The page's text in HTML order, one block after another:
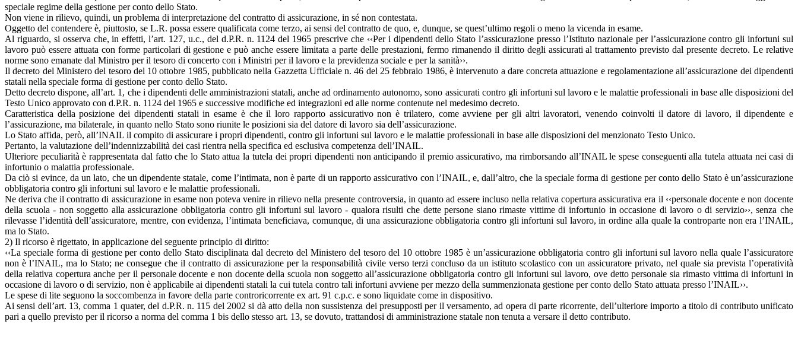
speciale regime della gestione per conto dello Stato.
Non viene in rilievo, quindi, un problema di interpretazione del contratto di assicurazione, in sé non contestata.
Oggetto del contendere è, piuttosto, se L.R. possa essere qualificata come terzo, ai sensi del contratto de quo, e, dunque, se quest’ultimo regoli o meno la vicenda in esame.
Al riguardo, si osserva che, in effetti, l’art. 127, u.c., del d.P.R. n. 1124 del 1965 prescrive che ‹‹Per i dipendenti dello Stato l’assicurazione presso l’Istituto nazionale per l’assicurazione contro gli infortuni sul
lavoro può essere attuata con forme particolari di gestione e può anche essere limitata a parte delle prestazioni, fermo rimanendo il diritto degli assicurati al trattamento previsto dal presente decreto. Le relative
norme sono emanate dal Ministro per il tesoro di concerto con i Ministri per il lavoro e la previdenza sociale e per la sanità››.
Il decreto del Ministero del tesoro del 10 ottobre 1985, pubblicato nella Gazzetta Ufficiale n. 46 del 25 febbraio 1986, è intervenuto a dare concreta attuazione e regolamentazione all’assicurazione dei dipendenti
statali nella speciale forma di gestione per conto dello Stato.
Detto decreto dispone, all’art. 1, che i dipendenti delle amministrazioni statali, anche ad ordinamento autonomo, sono assicurati contro gli infortuni sul lavoro e le malattie professionali in base alle disposizioni del
Testo Unico approvato con d.P.R. n. 1124 del 1965 e successive modifiche ed integrazioni ed alle norme contenute nel medesimo decreto.
Caratteristica della posizione dei dipendenti statali in esame è che il loro rapporto assicurativo non è trilatero, come avviene per gli altri lavoratori, venendo coinvolti il datore di lavoro, il dipendente e
l’assicurazione, ma bilaterale, in quanto nello Stato sono riunite le posizioni sia del datore di lavoro sia dell’assicurazione.
Lo Stato affida, però, all’INAIL il compito di assicurare i propri dipendenti, contro gli infortuni sul lavoro e le malattie professionali in base alle disposizioni del menzionato Testo Unico.
Pertanto, la valutazione dell’indennizzabilità dei casi rientra nella specifica ed esclusiva competenza dell’INAIL.
Ulteriore peculiarità è rappresentata dal fatto che lo Stato attua la tutela dei propri dipendenti non anticipando il premio assicurativo, ma rimborsando all’INAIL le spese conseguenti alla tutela attuata nei casi di
infortunio o malattia professionale.
Da ciò si evince, da un lato, che un dipendente statale, come l’intimata, non è parte di un rapporto assicurativo con l’INAIL, e, dall’altro, che la speciale forma di gestione per conto dello Stato è un’assicurazione
obbligatoria contro gli infortuni sul lavoro e le malattie professionali.
Ne deriva che il contratto di assicurazione in esame non poteva venire in rilievo nella presente controversia, in quanto ad essere incluso nella relativa copertura assicurativa era il ‹‹personale docente e non docente
della scuola - non soggetto alla assicurazione obbligatoria contro gli infortuni sul lavoro - qualora risulti che dette persone siano rimaste vittime di infortunio in occasione di lavoro o di servizio››, senza che
rilevasse l’identità dell’assicuratore, mentre, con evidenza, l’intimata beneficiava, comunque, di una assicurazione obbligatoria contro gli infortuni sul lavoro, in ordine alla quale la controparte non era l’INAIL,
ma lo Stato.
2) Il ricorso è rigettato, in applicazione del seguente principio di diritto:
‹‹La speciale forma di gestione per conto dello Stato disciplinata dal decreto del Ministero del tesoro del 10 ottobre 1985 è un’assicurazione obbligatoria contro gli infortuni sul lavoro nella quale l’assicuratore
non è l’INAIL, ma lo Stato; ne consegue che il contratto di assicurazione per la responsabilità civile verso terzi concluso da un istituto scolastico con un assicuratore privato, nel quale sia prevista l’operatività
della relativa copertura anche per il personale docente e non docente della scuola non soggetto all’assicurazione obbligatoria contro gli infortuni sul lavoro, ove detto personale sia rimasto vittima di infortuni in
occasione di lavoro o di servizio, non è applicabile ai dipendenti statali la cui tutela contro tali infortuni avviene per mezzo della summenzionata gestione per conto dello Stato attuata presso l’INAIL››.
Le spese di lite seguono la soccombenza in favore della parte controricorrente ex art. 91 c.p.c. e sono liquidate come in dispositivo.
Ai sensi dell’art. 13, comma 1 quater, del d.P.R. n. 115 del 2002 si dà atto della non sussistenza dei presupposti per il versamento, ad opera di parte ricorrente, dell’ulteriore importo a titolo di contributo unificato
pari a quello previsto per il ricorso a norma del comma 1 bis dello stesso art. 13, se dovuto, trattandosi di amministrazione statale non tenuta a versare il detto contributo.